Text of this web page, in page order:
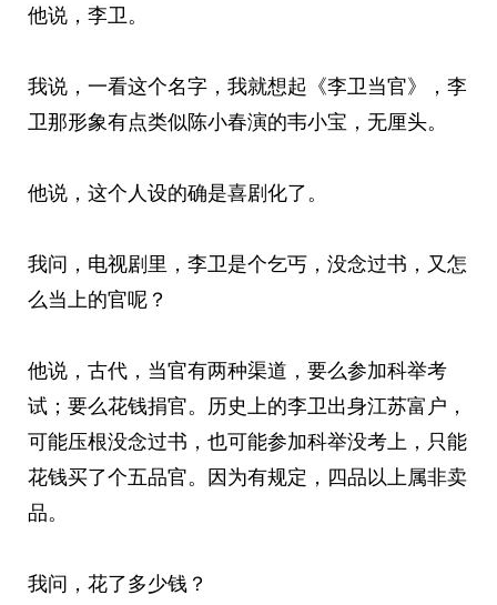
他说，李卫。
我说，一看这个名字，我就想起《李卫当官》，李
卫那形象有点类似陈小春演的韦小宝，无厘头。
他说，这个人设的确是喜剧化了。
我问，电视剧里，李卫是个乞丐，没念过书，又怎
么当上的官呢？
他说，古代，当官有两种渠道，要么参加科举考
试；要么花钱捐官。历史上的李卫出身江苏富户，
可能压根没念过书，也可能参加科举没考上，只能
花钱买了个五品官。因为有规定，四品以上属非卖
品。
我问，花了多少钱？